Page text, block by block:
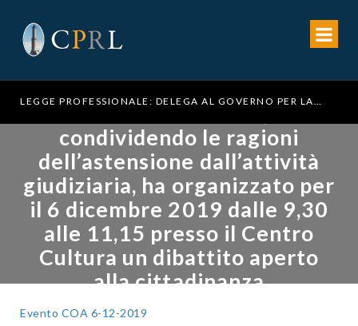
LEGGE PROFESSIONALE: DELEGA AL GOVERNO PER LA RIFORMA DELL’ORDINAMENTO FORENSE
Il COA di Genova,
condividendo le ragioni
dell’astensione dall’attività
giudiziaria, ha organizzato per
il 6 dicembre 2019 dalle 9,30
alle 11,15 presso il Centro
Cultura un dibattito aperto
alla cittadinanza
Evento COA 6-12-2019